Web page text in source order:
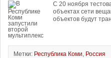
С 20 ноября
объектах сети
объектов будут
Метки: Республика Коми, Россия